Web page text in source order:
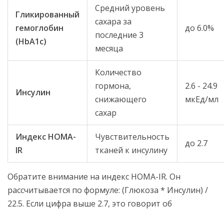
Гликированный
гемоглобин
(HbA1c)
Средний уровень
сахара за
последние 3
месяца
до 6.0%
Инсулин
Количество
гормона,
снижающего
сахар
2.6 - 24.9
мкЕд/мл
Индекс HOMA-
IR
Чувствительность
тканей к инсулину
до 2.7
Обратите внимание на индекс HOMA-IR. Он
рассчитывается по формуле: (Глюкоза * Инсулин) /
22.5. Если цифра выше 2.7, это говорит об